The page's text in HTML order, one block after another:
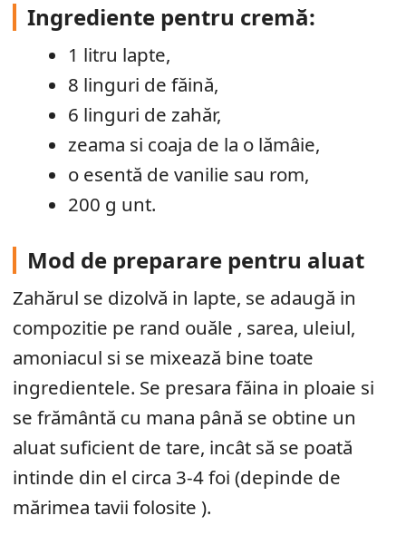
Ingrediente pentru cremă:
1 litru lapte,
8 linguri de făină,
6 linguri de zahăr,
zeama si coaja de la o lămâie,
o esentă de vanilie sau rom,
200 g unt.
Mod de preparare pentru aluat
Zahărul se dizolvă in lapte, se adaugă in
compozitie pe rand ouăle , sarea, uleiul,
amoniacul si se mixează bine toate
ingredientele. Se presara făina in ploaie si
se frământă cu mana până se obtine un
aluat suficient de tare, incât să se poată
intinde din el circa 3-4 foi (depinde de
mărimea tavii folosite ).